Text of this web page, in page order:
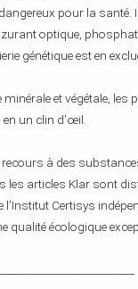
pour la santé.
optique,
génétique est en
minérale et végétale, les
un clin d’œil.
à des
les articles Klar sont
l’Institut Certisys
qualité écologique